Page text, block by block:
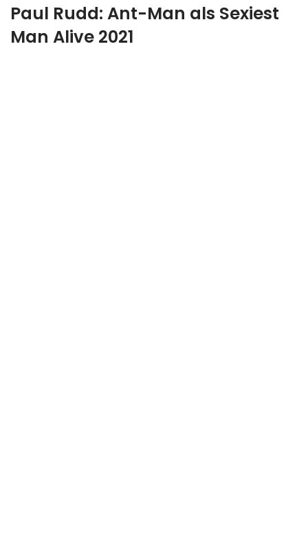
Paul Rudd: Ant-Man als Sexiest
Man Alive 2021